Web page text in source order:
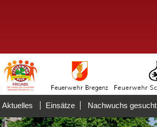
Aktuelles Einsätze Nachwuchs gesucht